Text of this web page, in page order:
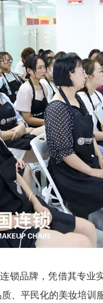
锁品牌，凭借其专
、平民化的美妆培训